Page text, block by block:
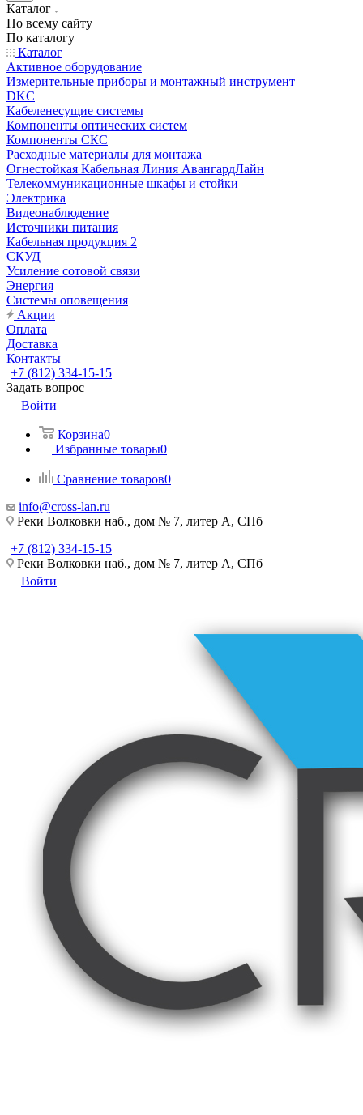
Каталог
По всему сайту
По каталогу
Каталог
Активное оборудование
Измерительные приборы и монтажный инструмент
DKC
Кабеленесущие системы
Компоненты оптических систем
Компоненты СКС
Расходные материалы для монтажа
Огнестойкая Кабельная Линия АвангардЛайн
Телекоммуникационные шкафы и стойки
Электрика
Видеонаблюдение
Источники питания
Кабельная продукция 2
СКУД
Усиление сотовой связи
Энергия
Системы оповещения
Акции
Оплата
Доставка
Контакты
+7 (812) 334-15-15
Задать вопрос
Войти
Корзина0
Избранные товары0
Сравнение товаров0
info@cross-lan.ru
Реки Волковки наб., дом № 7, литер А, СПб
+7 (812) 334-15-15
Реки Волковки наб., дом № 7, литер А, СПб
Войти